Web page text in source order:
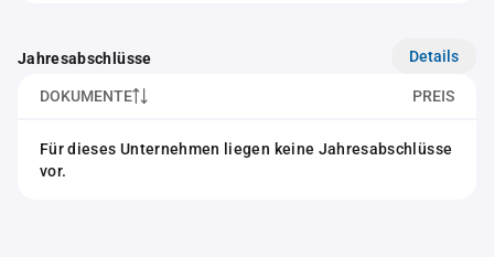
Jahresabschlüsse Details
DOKUMENTE PREIS
Für dieses Unternehmen liegen keine Jahresabschlüsse
vor.